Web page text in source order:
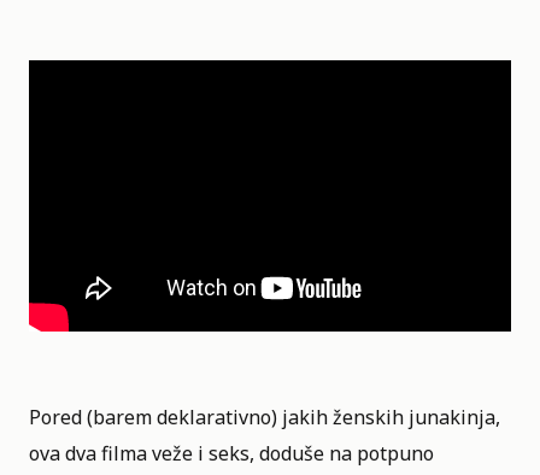
Pored (barem deklarativno) jakih ženskih junakinja,
ova dva filma veže i seks, doduše na potpuno